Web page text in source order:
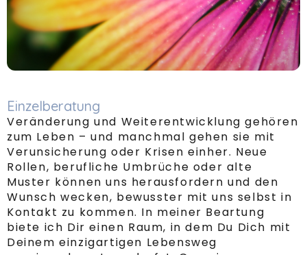
Einzelberatung
Veränderung und Weiterentwicklung gehören
zum Leben – und manchmal gehen sie mit
Verunsicherung oder Krisen einher. Neue
Rollen, berufliche Umbrüche oder alte
Muster können uns herausfordern und den
Wunsch wecken, bewusster mit uns selbst in
Kontakt zu kommen. In meiner Beartung
biete ich Dir einen Raum, in dem Du Dich mit
Deinem einzigartigen Lebensweg